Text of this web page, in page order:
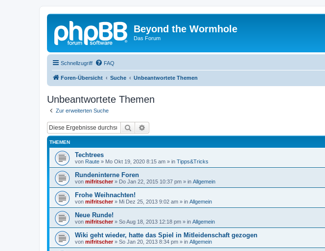
Beyond the Wormhole
Das Forum
Schnellzugriff FAQ
Foren-Übersicht Suche Unbeantwortete Themen
Unbeantwortete Themen
Zur erweiterten Suche
Suche
THEMEN
Techtrees
von Raute » Mo Okt 19, 2020 8:15 am » in Tipps&Tricks
Rundeninterne Foren
von mifritscher» Do Jan 22, 2015 10:37 pm » in Allgemein
Frohe Weihnachten!
von mifritscher» Mi Dez 25, 2013 9:02 am » in Allgemein
Neue Runde!
von mifritscher» So Aug 18, 2013 12:18 pm » in Allgemein
Wiki geht wieder, hatte das Spiel in Mitleidenschaft gezogen
von mifritscher» So Jan 20, 2013 8:34 pm » in Allgemein